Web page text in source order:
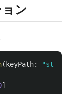
ン
( keyPath:
]